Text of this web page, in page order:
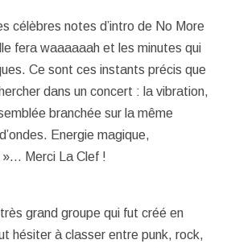
célèbres notes d’intro de No More
fera waaaaaah et les minutes qui
Ce sont ces instants précis que
dans un concert : la vibration,
branchée sur la même
Energie magique,
»… Merci La Clef !
grand groupe qui fut créé en
hésiter à classer entre punk, rock,